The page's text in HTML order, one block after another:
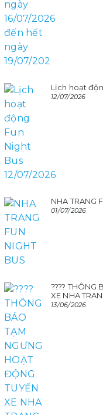
Lịch hoạt
12/07/2026
NHA TRANG
01/07/2026
???? THÔNG
XE NHA
13/06/2026